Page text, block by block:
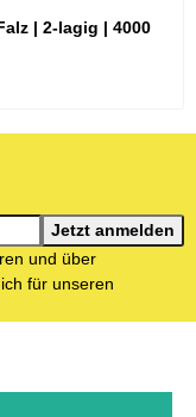
| 2-lagig | 4000
Jetzt anmelden
und über
für unseren